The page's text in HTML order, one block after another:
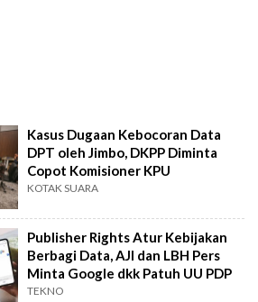
Kasus Dugaan Kebocoran Data
DPT oleh Jimbo, DKPP Diminta
Copot Komisioner KPU
KOTAK SUARA
Publisher Rights Atur Kebijakan
Berbagi Data, AJI dan LBH Pers
Minta Google dkk Patuh UU PDP
TEKNO